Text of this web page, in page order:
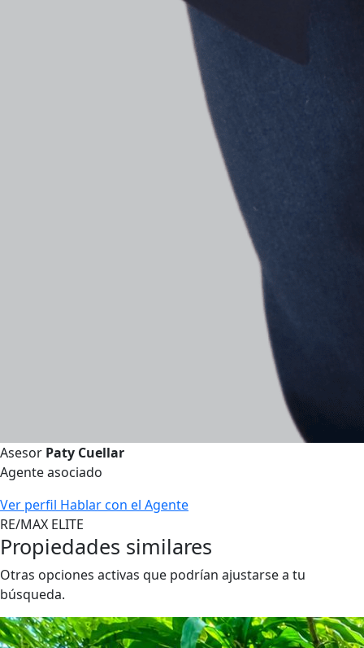
Asesor Paty Cuellar
Agente asociado
Ver perfil Hablar con el Agente
RE/MAX ELITE
Propiedades similares
Otras opciones activas que podrían ajustarse a tu
búsqueda.